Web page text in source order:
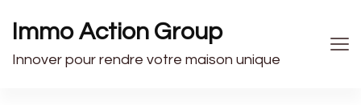
Immo Action Group
Innover pour rendre votre maison unique